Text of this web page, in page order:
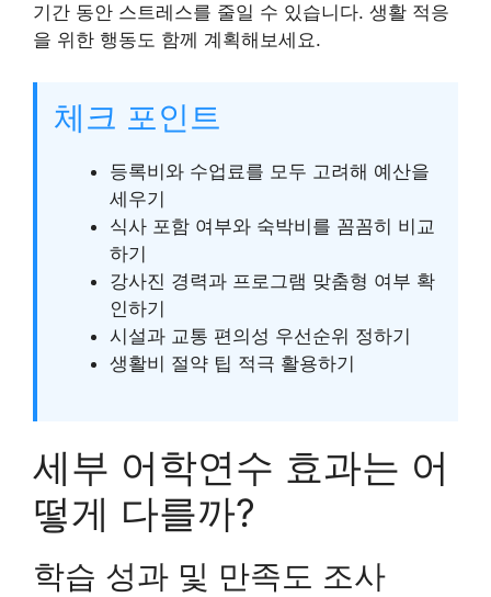
기간 동안 스트레스를 줄일 수 있습니다. 생활 적응
을 위한 행동도 함께 계획해보세요.
체크 포인트
등록비와 수업료를 모두 고려해 예산을
세우기
식사 포함 여부와 숙박비를 꼼꼼히 비교
하기
강사진 경력과 프로그램 맞춤형 여부 확
인하기
시설과 교통 편의성 우선순위 정하기
생활비 절약 팁 적극 활용하기
세부 어학연수 효과는 어
떻게 다를까?
학습 성과 및 만족도 조사